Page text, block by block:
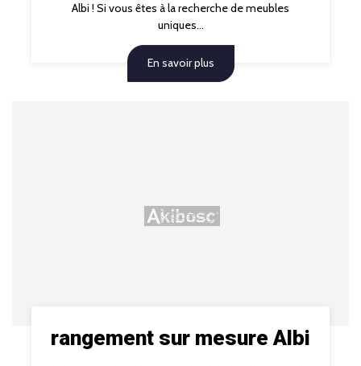
Albi ! Si vous êtes à la recherche de meubles
uniques...
En savoir plus
rangement sur mesure Albi